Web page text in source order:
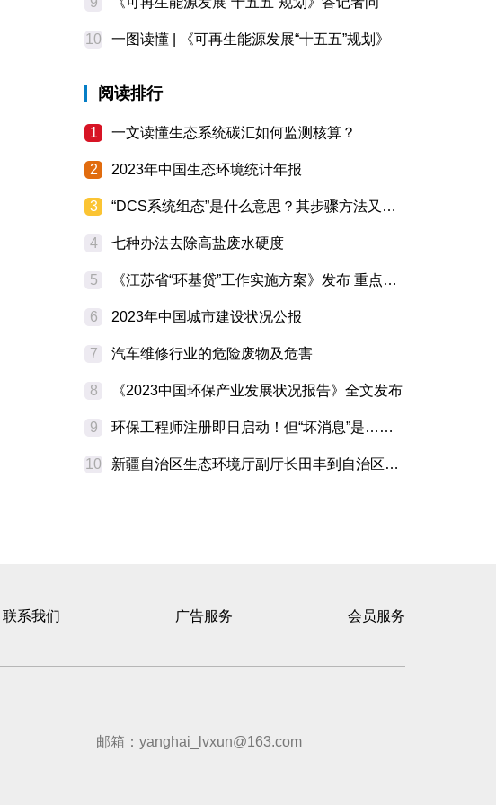
10 一图读懂 | 《可再生能源发展“十五五”规划》
阅读排行
1 一文读懂生态系统碳汇如何监测核算？
2 2023年中国生态环境统计年报
3 “DCS系统组态”是什么意思？其步骤方法又有哪些？
4 七种办法去除高盐废水硬度
5 《江苏省“环基贷”工作实施方案》发布 重点支持十大类生态环境基础设施重点工程！
6 2023年中国城市建设状况公报
7 汽车维修行业的危险废物及危害
8 《2023中国环保产业发展状况报告》全文发布
9 环保工程师注册即日启动！但“坏消息”是……
10 新疆自治区生态环境厅副厅长田丰到自治区环科院调研指导工作
联系我们 广告服务 会员服务
邮箱：yanghai_lvxun@163.com